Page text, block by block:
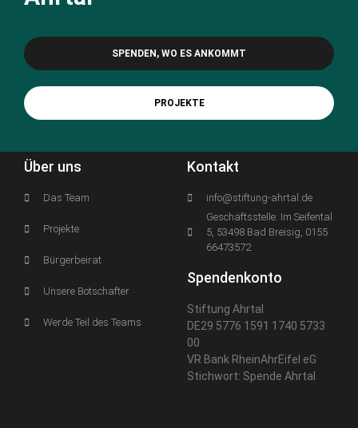
SPENDEN, WO ES ANKOMMT
PROJEKTE
Über uns
Das Team
Projekte
Bürgerbeirat
Unsere Botschafter
Werde Teil des Teams
Kontakt
info@stiftung-ahrtal.de
Geschäftsstelle: Im Seifental
5, 53498 Bad Breisig, 0155
66473572
Spendenkonto
Stiftung Ahrtal
DE29 5776 1591 1740 5733
00
VR Bank RheinAhrEifel eG
Stichwort: Spende Ahrtal